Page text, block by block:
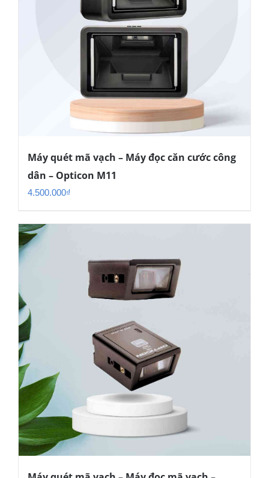
Máy quét mã vạch – Máy đọc căn cước công
dân – Opticon M11
4.500.000₫